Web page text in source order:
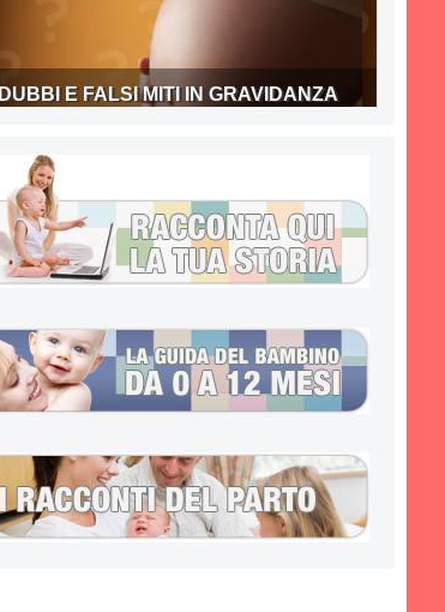
DUBBI E FALSI MITI IN GRAVIDANZA